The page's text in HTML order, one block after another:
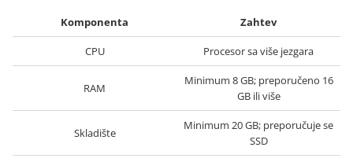
Komponenta Zahtev
CPU Procesor sa više jezgara
RAM
Minimum 8 GB; preporučeno 16
GB ili više
Skladište
Minimum 20 GB; preporučuje se
SSD